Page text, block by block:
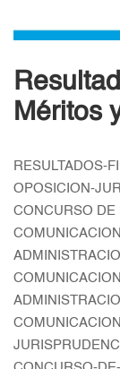
Méritos
RESULTADOS-
OPOSICION-
CONCURSO DE